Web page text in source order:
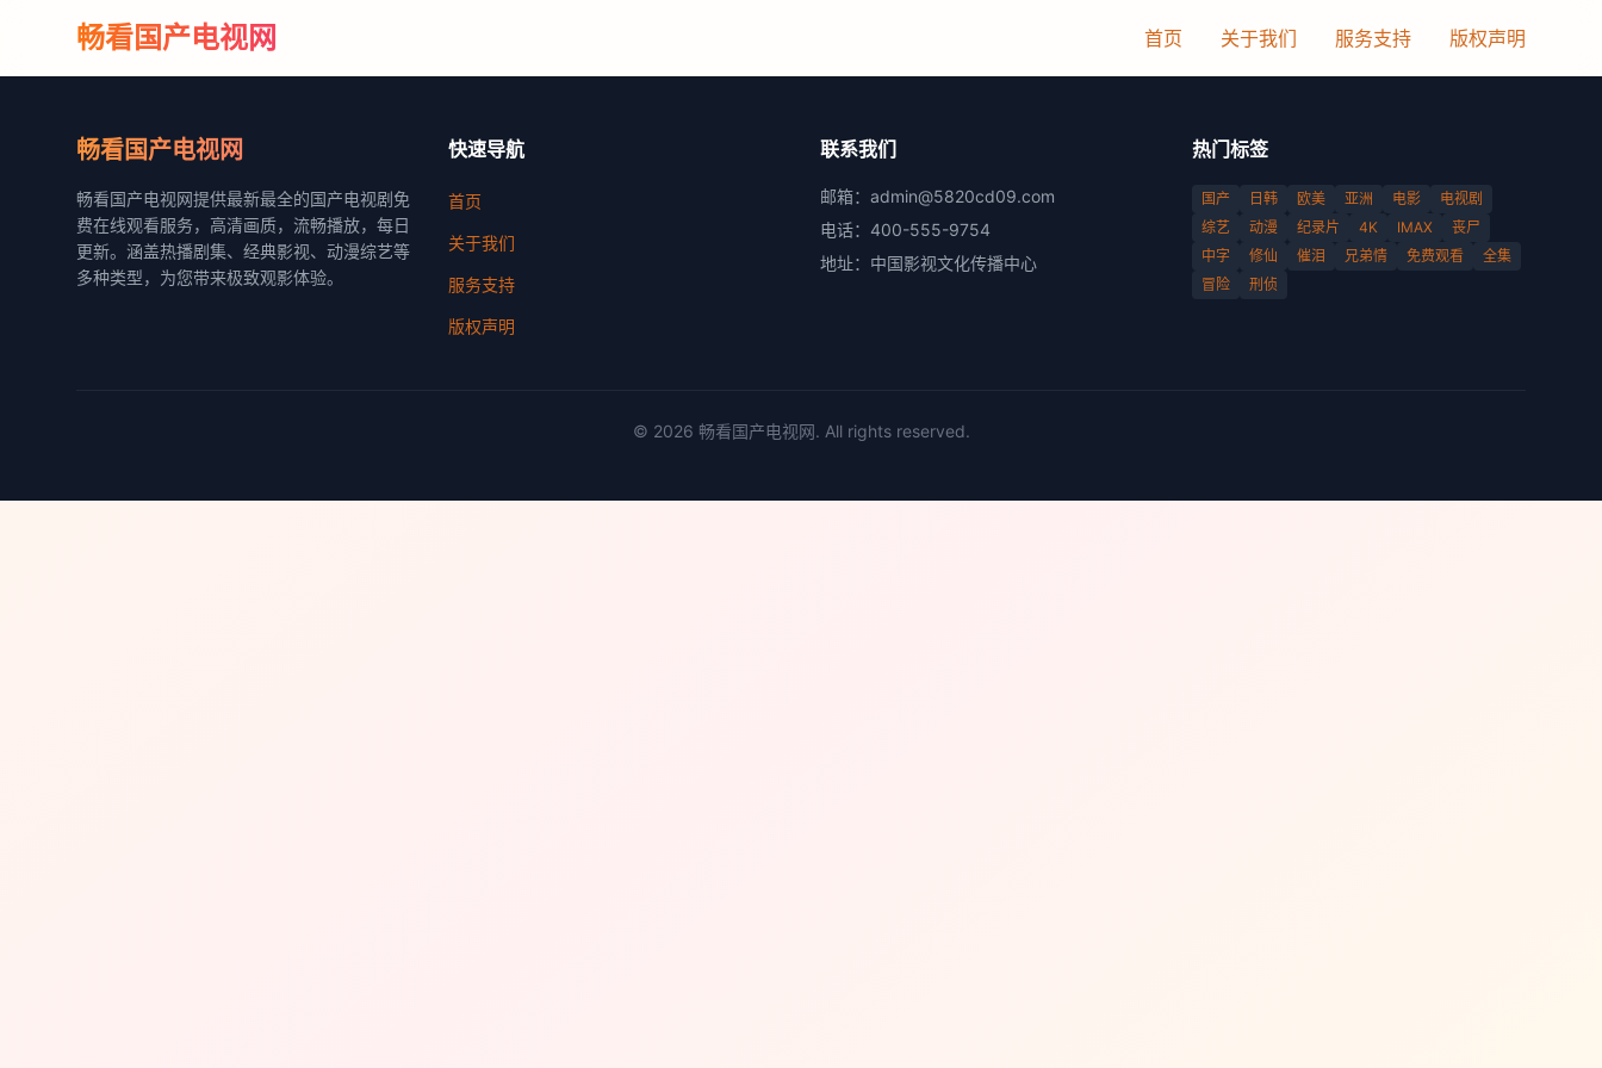
畅看国产电视网 首页 关于我们 服务支持 版权声明
畅看国产电视网
畅看国产电视网提供最新最全的国产电视剧免
费在线观看服务，高清画质，流畅播放，每日
更新。涵盖热播剧集、经典影视、动漫综艺等
多种类型，为您带来极致观影体验。
快速导航
首页
关于我们
服务支持
版权声明
联系我们
邮箱： admin@5820cd09.com
电话： 400-555-9754
地址： 中国影视文化传播中心
热门标签
国产 日韩 欧美 亚洲 电影
电视剧
综艺
动漫 纪录片 4K IMAX
丧尸
中字
修仙 催泪 兄弟情 免费观看
全集
冒险
刑侦
© 2026 畅看国产电视网. All rights reserved.